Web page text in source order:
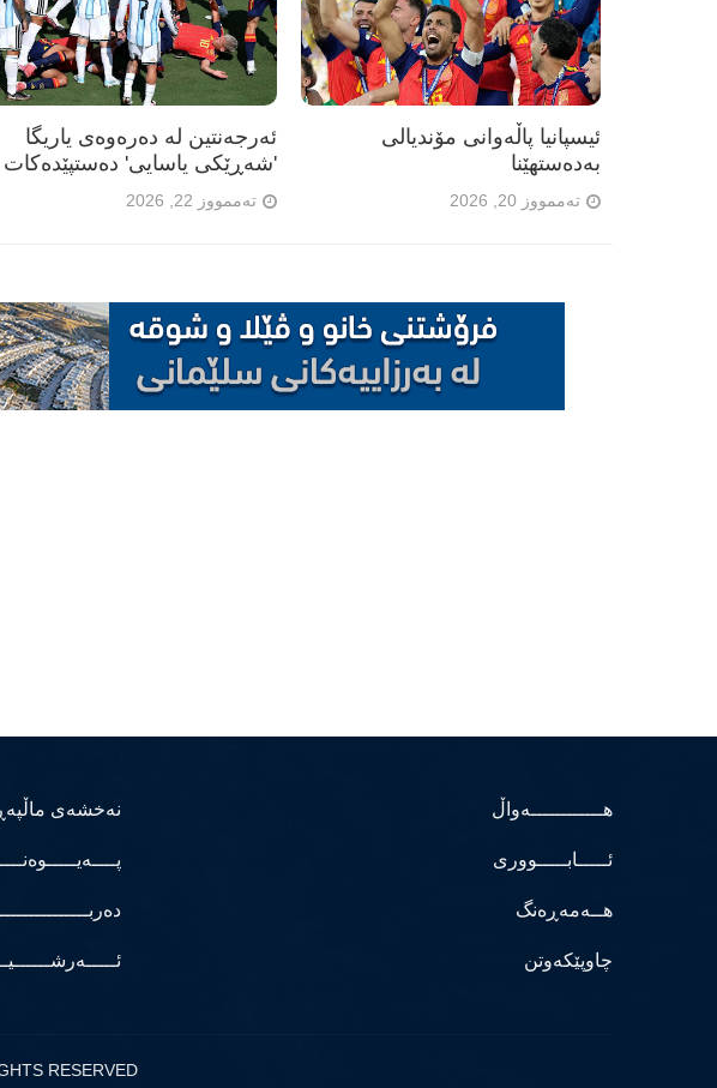
ئەرجەنتین لە دەرەوەی یاریگا
'شەڕێکی یاسایی' دەستپێدەکات
تەممووز 22, 2026
ئیسپانیا پاڵەوانی مۆندیالی
بەدەستهێنا
تەممووز 20, 2026
هــــــــــــەواڵ
ئـــــابـــــووری
هــەمەڕەنگ
چاوپێکەوتن
نەخشەی ماڵپەڕ
RESERVED